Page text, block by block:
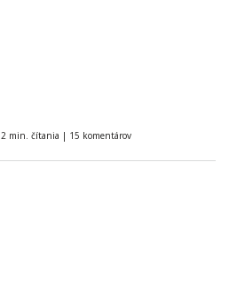
2 min. čítania | 15 komentárov